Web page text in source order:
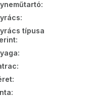
:
:
típusa
:
:
:
:
: